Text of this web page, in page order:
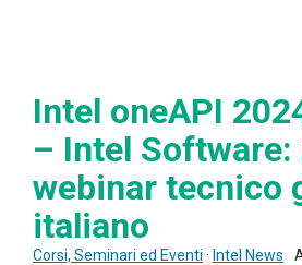
Intel oneAPI
– Intel Software:
webinar tecnico
italiano
Corsi, Seminari ed Eventi · Intel News